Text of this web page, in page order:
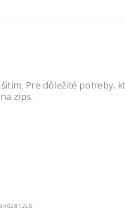
Pre dôležité potreby,
zips.
3402812LB